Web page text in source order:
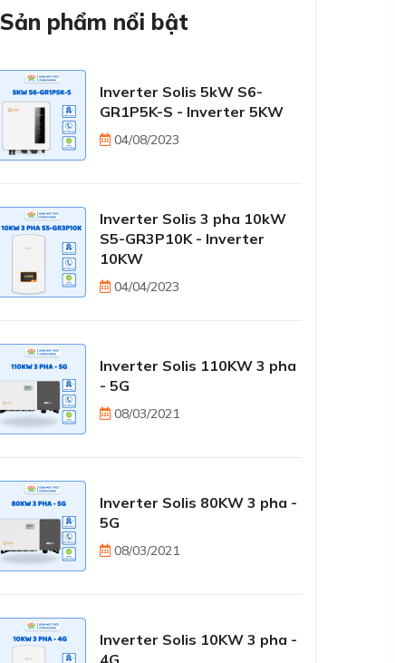
Sản phẩm nổi bật
Inverter Solis 5kW S6-
GR1P5K-S - Inverter 5KW
04/08/2023
Inverter Solis 3 pha 10kW
S5-GR3P10K - Inverter
10KW
04/04/2023
Inverter Solis 110KW 3 pha
- 5G
08/03/2021
Inverter Solis 80KW 3 pha -
5G
08/03/2021
Inverter Solis 10KW 3 pha -
4G